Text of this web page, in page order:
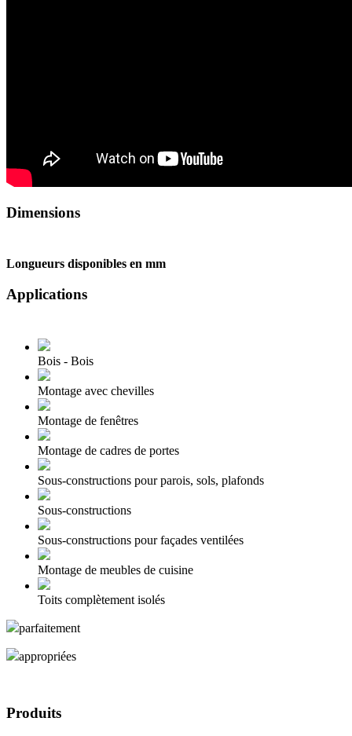
Dimensions
Longueurs disponibles en mm
Applications
Bois - Bois
Montage avec chevilles
Montage de fenêtres
Montage de cadres de portes
Sous-constructions pour parois, sols, plafonds
Sous-constructions
Sous-constructions pour façades ventilées
Montage de meubles de cuisine
Toits complètement isolés
parfaitement
appropriées
Produits